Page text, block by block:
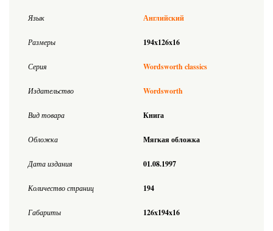
Язык Английский
Размеры 194x126x16
Серия Wordsworth classics
Издательство Wordsworth
Вид товара Книга
Обложка Мягкая обложка
Дата издания 01.08.1997
Количество страниц 194
Габариты 126x194x16